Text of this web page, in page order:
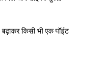
किसी भी एक पॉइंट